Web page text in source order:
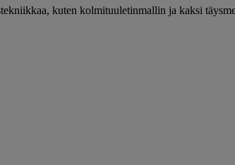
kuten kolmituuletinmallin ja kaksi